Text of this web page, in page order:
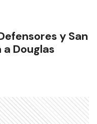
y San
Douglas